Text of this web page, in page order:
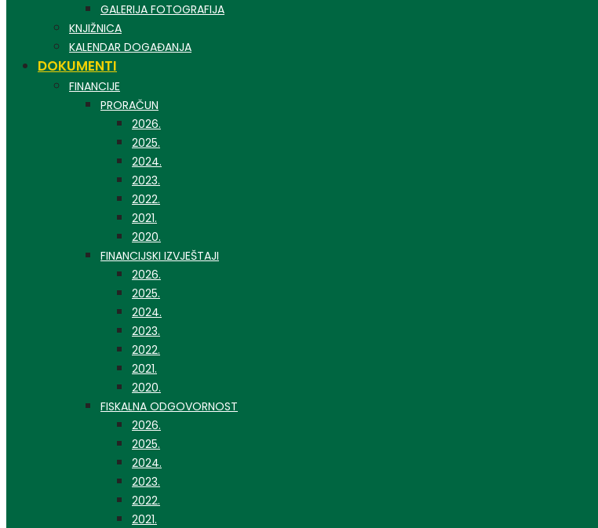
GALERIJA FOTOGRAFIJA
KNJIŽNICA
KALENDAR DOGAĐANJA
DOKUMENTI
FINANCIJE
PRORAČUN
2026.
2025.
2024.
2023.
2022.
2021.
2020.
FINANCIJSKI IZVJEŠTAJI
2026.
2025.
2024.
2023.
2022.
2021.
2020.
FISKALNA ODGOVORNOST
2026.
2025.
2024.
2023.
2022.
2021.